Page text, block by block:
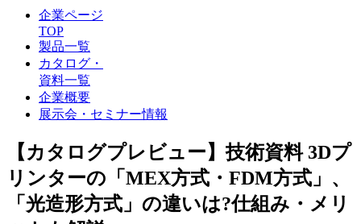
企業ページ
TOP
製品一覧
カタログ・
資料一覧
企業概要
展示会・セミナー情報
【カタログプレビュー】技術資料 3Dプ
リンターの「MEX方式・FDM方式」、
「光造形方式」の違いは?仕組み・メリ